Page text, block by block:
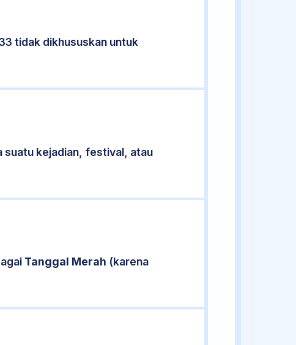
tidak dikhususkan untuk
suatu kejadian, festival, atau
Tanggal Merah (karena